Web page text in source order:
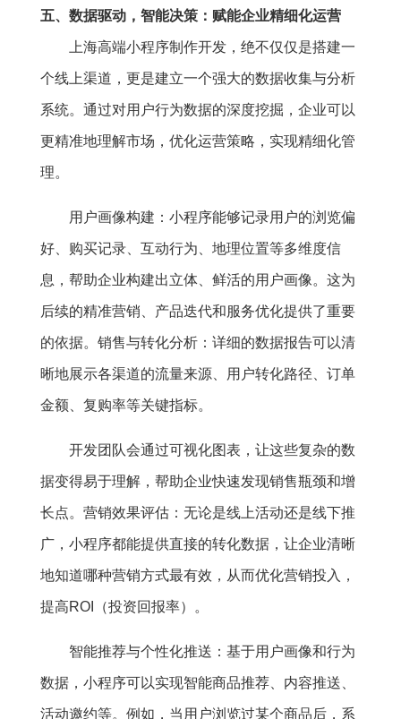
五、数据驱动，智能决策：赋能企业精细化运营
上海高端小程序制作开发，绝不仅仅是搭建一
个线上渠道，更是建立一个强大的数据收集与分析
系统。通过对用户行为数据的深度挖掘，企业可以
更精准地理解市场，优化运营策略，实现精细化管
理。
用户画像构建：小程序能够记录用户的浏览偏
好、购买记录、互动行为、地理位置等多维度信
息，帮助企业构建出立体、鲜活的用户画像。这为
后续的精准营销、产品迭代和服务优化提供了重要
的依据。销售与转化分析：详细的数据报告可以清
晰地展示各渠道的流量来源、用户转化路径、订单
金额、复购率等关键指标。
开发团队会通过可视化图表，让这些复杂的数
据变得易于理解，帮助企业快速发现销售瓶颈和增
长点。营销效果评估：无论是线上活动还是线下推
广，小程序都能提供直接的转化数据，让企业清晰
地知道哪种营销方式最有效，从而优化营销投入，
提高ROI（投资回报率）。
智能推荐与个性化推送：基于用户画像和行为
数据，小程序可以实现智能商品推荐、内容推送、
活动邀约等。例如，当用户浏览过某个商品后，系